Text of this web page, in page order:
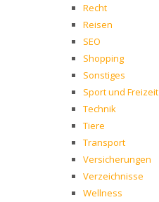
Recht
Reisen
SEO
Shopping
Sonstiges
Sport und Freizeit
Technik
Tiere
Transport
Versicherungen
Verzeichnisse
Wellness